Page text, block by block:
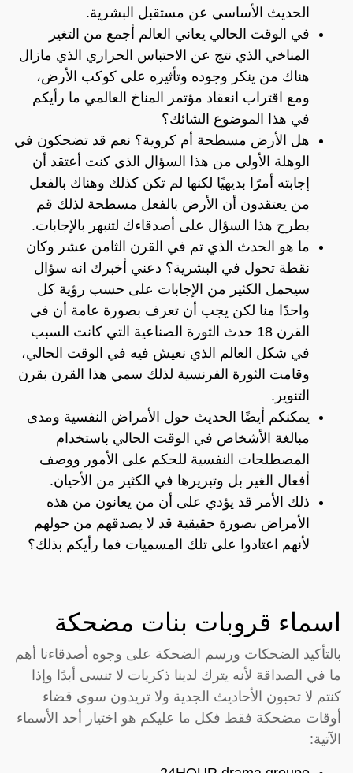
الحديث الأساسي عن مستقبل البشرية.
في الوقت الحالي يعاني العالم أجمع من التغير
المناخي الذي نتج عن الاحتباس الحراري الذي مازال
هناك من ينكر وجوده وتأثيره على كوكب الأرض،
ومع اقتراب انعقاد مؤتمر المناخ العالمي ما رأيكم
في هذا الموضوع الشائك؟
هل الأرض مسطحة أم كروية؟ نعم قد تضحكون في
الوهلة الأولى من هذا السؤال الذي كنت أعتقد أن
إجابته أمرًا بديهيًا لكنها لم تكن كذلك وهناك بالفعل
من يعتقدون أن الأرض بالفعل مسطحة لذلك قم
بطرح هذا السؤال على أصدقاءك لتنبهر بالإجابات.
ما هو الحدث الذي تم في القرن الثامن عشر وكان
نقطة تحول في البشرية؟ دعني أخبرك انه سؤال
سيحمل الكثير من الإجابات على حسب رؤية كل
واحدًا منا لكن يجب أن تعرف بصورة عامة أن في
القرن 18 حدث الثورة الصناعية التي كانت السبب
في شكل العالم الذي نعيش فيه في الوقت الحالي،
وقامت الثورة الفرنسية لذلك سمي هذا القرن بقرن
التنوير.
يمكنكم أيضًا الحديث حول الأمراض النفسية ومدى
مبالغة الأشخاص في الوقت الحالي باستخدام
المصطلحات النفسية للحكم على الأمور ووصف
أفعال الغير بل وتبريرها في الكثير من الأحيان.
ذلك الأمر قد يؤدي على أن من يعانون من هذه
الأمراض بصورة حقيقية قد لا يصدقهم من حولهم
لأنهم اعتادوا على تلك المسميات فما رأيكم بذلك؟
اسماء قروبات بنات مضحكة
بالتأكيد الضحكات ورسم الضحكة على وجوه أصدقاءنا أهم
ما في الصداقة لأنه يترك لدينا ذكريات لا تنسى أبدًا وإذا
كنتم لا تحبون الأحاديث الجدية ولا تريدون سوى قضاء
أوقات مضحكة فقط فكل ما عليكم هو اختيار أحد الأسماء
الآتية: